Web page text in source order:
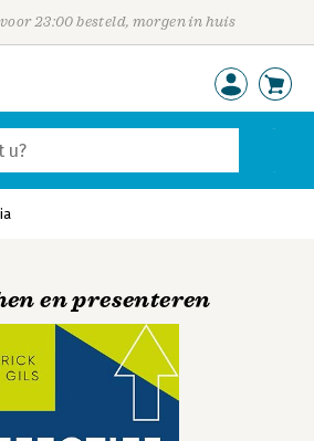
23:00 besteld, morgen in huis
en presenteren